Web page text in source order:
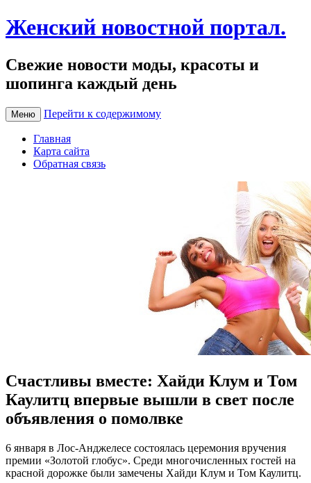
Женский новостной портал.
Свежие новости моды, красоты и
шопинга каждый день
Меню Перейти к содержимому
Главная
Карта сайта
Обратная связь
Счастливы вместе: Хайди Клум и Том
Каулитц впервые вышли в свет после
объявления о помолвке
6 января в Лос-Анджелесе состоялась церемония вручения
премии «Золотой глобус». Среди многочисленных гостей на
красной дорожке были замечены Хайди Клум и Том Каулитц.